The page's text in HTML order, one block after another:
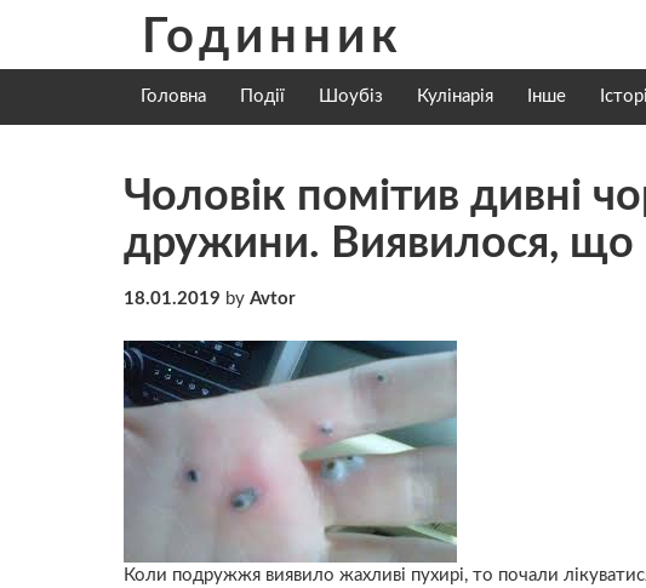
content
Годинник
Головна Події Шоубіз Кулінарія Інше
Чоловік помітив дивні
дружини. Виявилося,
18.01.2019 by Avtor
Коли подружжя виявило жахливі пухирі, то почали